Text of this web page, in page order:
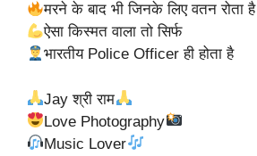
मरने के बाद भी जिनके लिए वतन रोता है
ऐसा किस्मत वाला तो सिर्फ
भारतीय Police Officer ही होता है
Jay श्री राम
Love Photography
Music Lover